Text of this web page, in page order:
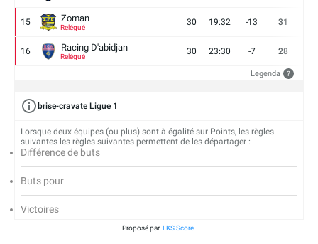
15 Zoman
Relégué
30 19:32 -13 31
16 Racing D'abidjan
Relégué
30 23:30 -7 28
Legenda ?
brise-cravate Ligue 1
Lorsque deux équipes (ou plus) sont à égalité sur Points, les règles
suivantes les règles suivantes permettent de les départager :
Différence de buts
Buts pour
Victoires
Proposé par LKS Score